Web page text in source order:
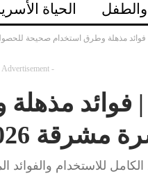
والطفل الحياة
فوائد مذهلة وطرق استخدام صحيحة للحصول
Advertisement -
| فوائد
2026
للاستخدام والفوائد